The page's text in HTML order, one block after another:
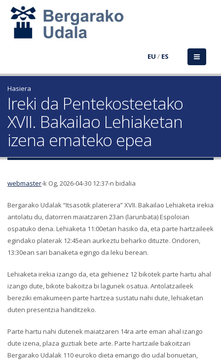
EU / ES
Hasiera
Ireki da Pentekosteetako
XVII. Bakailao Lehiaketan
izena emateko epea
webmaster-k Og, 2026-04-30 12:37-n bidalia
Bergarako Udalak “Itsasotik platerera” XVII. Bakailao Lehiaketa irekia
antolatu du, datorren maiatzaren 23an (larunbata) Espoloian
ospatuko dena. Lehiaketa 11:00etan hasiko da, eta parte hartzaileek
egindako platerak 12:45ean aurkeztu beharko dituzte. Ondoren,
13:30ean sari banaketa egingo da leku berean.
Lehiaketa irekia izango da, eta gehienez 12 bikotek parte hartu ahal
izango dute, bikote bakoitza bi lagunek osatua. Antolatzaileek
bereziki emakumeen parte hartzea sustatu nahi dute, lehiaketan
duten presentzia handitzeko.
Parte hartu nahi dutenek maiatzaren 14ra arte eman ahal izango
dute izena, plaza guztiak bete arte. Parte hartzaile bakoitzari
Bergarako Udalak 110 euroko dieta emango dio udal bonuetan,